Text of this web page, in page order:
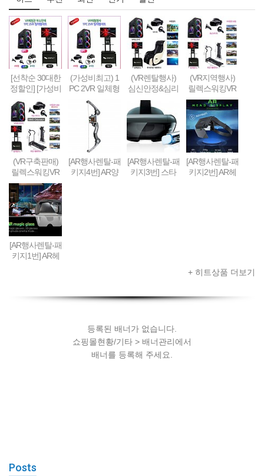
[선착순 30대한
정할인] [가성비
형] 1PC + 2VR
VR체험부스 구
축&판매(48인
치형)
(가성비최고) 1
PC 2VR 일체형
행사부스 세트
(1부스-2인 따로
게임진행)
(VR렌탈행사)
심신안정&심리
치료&휴식 VR
세트 패키지
(VR지역행사)
릴렉스워킹VR
세트-Relax Walk
ing VR SET
(VR구축판매)
릴렉스워킹VR
세트-Relax Walk
ing VR SET (선
착순 100대 / 20
19년 10월까지
한정 할인판매)
[AR행사렌탈-패
키지4번] AR양
[AR행사렌탈-패
키지3번] 스타
[AR행사렌탈-패
키지2번] AR헤
[AR행사렌탈-패
키지1번] AR헤
+ 히트상품 더보기
등록된 배너가 없습니다.
쇼핑몰현황/기타 > 배너관리에서
배너를 등록해 주세요.
Posts